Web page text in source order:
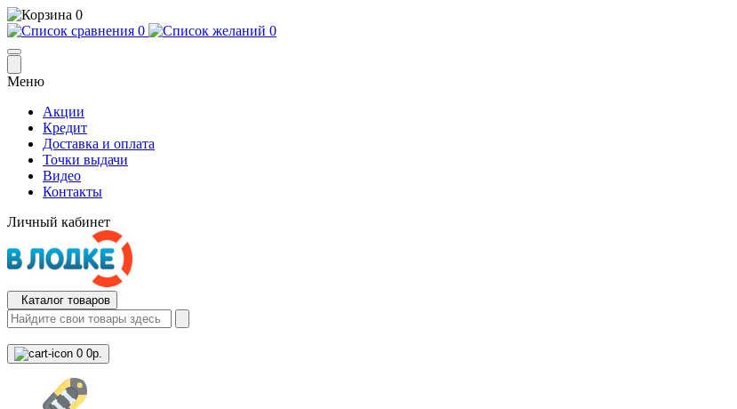
0
0
0
Меню
Акции
Кредит
Доставка и оплата
Точки выдачи
Видео
Контакты
Личный кабинет
Каталог товаров
0 0р.